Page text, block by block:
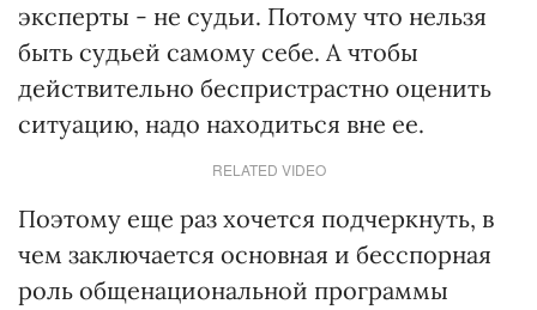
эксперты - не судьи. Потому что нельзя
быть судьей самому себе. А чтобы
действительно беспристрастно оценить
ситуацию, надо находиться вне ее.
RELATED VIDEO
Поэтому еще раз хочется подчеркнуть, в
чем заключается основная и бесспорная
роль общенациональной программы